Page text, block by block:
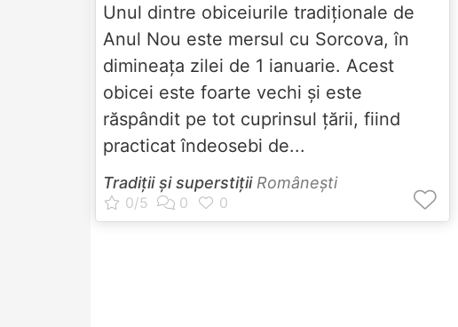
Unul dintre obiceiurile tradiționale de
Anul Nou este mersul cu Sorcova, în
dimineața zilei de 1 ianuarie. Acest
obicei este foarte vechi și este
răspândit pe tot cuprinsul țării, fiind
practicat îndeosebi de...
Tradiții și superstițiiRomâneşti